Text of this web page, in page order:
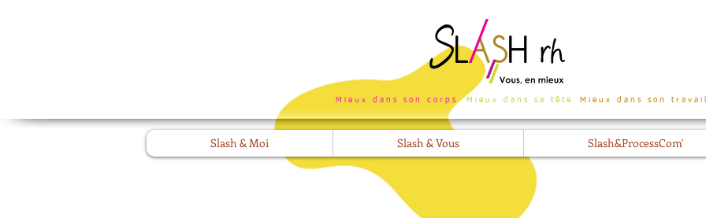
Mieux dans son
Mieux dans sa tête
Mieux dans son corps
Slash & Moi Slash & Vous Slash&ProcessCom'